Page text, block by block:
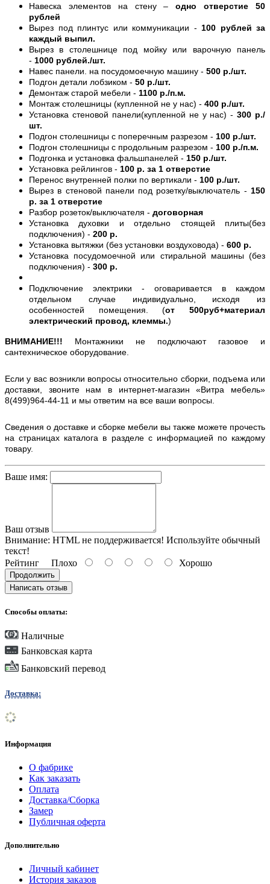
Навеска элементов на стену –одно отверстие 50
рублей
Вырез под плинтус или коммуникации - 100 рублей за
каждый выпил.
Вырез в столешнице под мойку или варочную панель
- 1000 рублей./шт.
Навес панели. на посудомоечную машину - 500 р./шт.
Подгон детали лобзиком - 50 р./шт.
Демонтаж старой мебели - 1100 р./п.м.
Монтаж столешницы (купленной не у нас) - 400 р./шт.
Установка стеновой панели(купленной не у нас) -300 р./
шт.
Подгон столешницы с поперечным разрезом - 100 р./шт.
Подгон столешницы с продольным разрезом - 100 р./п.м.
Подгонка и установка фальшпанелей - 150 р./шт.
Установка рейлингов - 100 р. за 1 отверстие
Перенос внутренней полки по вертикали - 100 р./шт.
Вырез в стеновой панели под розетку/выключатель - 150
р. за 1 отверстие
Разбор розеток/выключателя - договорная
Установка духовки и отдельно стоящей плиты(без
подключения) - 200 р.
Установка вытяжки (без установки воздуховода) - 600 р.
Установка посудомоечной или стиральной машины (без
подключения) - 300 р.
Подключение электрики - оговаривается в каждом
отдельном случае индивидуально, исходя из
особенностей помещения. (от 500руб+материал
электрический провод, клеммы.)
ВНИМАНИЕ!!! Монтажники не подключают газовое и
сантехническое оборудование.
Если у вас возникли вопросы относительно сборки, подъема или
доставки, звоните нам в интернет-магазин «Витра мебель»
8(499)964-44-11 и мы ответим на все ваши вопросы.
Сведения о доставке и сборке мебели вы также можете прочесть
на страницах каталога в разделе с информацией по каждому
товару.
Ваше имя:
Ваш отзыв
Внимание: HTML не поддерживается! Используйте обычный
текст!
Рейтинг Плохо Хорошо
Продолжить
Написать отзыв
Способы оплаты:
Наличные
Банковская карта
Банковский перевод
Доставка:
Информация
О фабрике
Как заказать
Оплата
Доставка/Сборка
Замер
Публичная оферта
Дополнительно
Личный кабинет
История заказов